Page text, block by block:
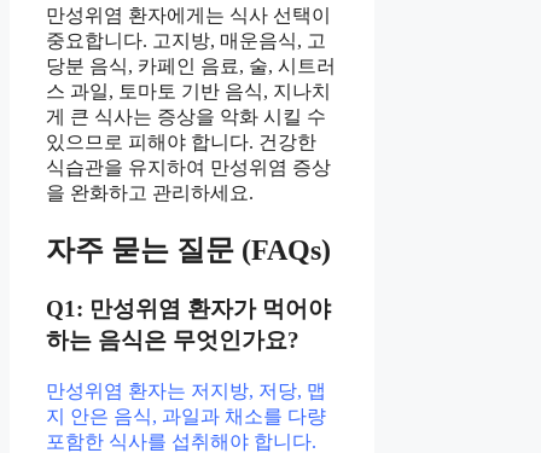
만성위염 환자에게는 식사 선택이
중요합니다. 고지방, 매운음식, 고
당분 음식, 카페인 음료, 술, 시트러
스 과일, 토마토 기반 음식, 지나치
게 큰 식사는 증상을 악화 시킬 수
있으므로 피해야 합니다. 건강한
식습관을 유지하여 만성위염 증상
을 완화하고 관리하세요.
자주 묻는 질문 (FAQs)
Q1: 만성위염 환자가 먹어야
하는 음식은 무엇인가요?
만성위염 환자는 저지방, 저당, 맵
지 안은 음식, 과일과 채소를 다량
포함한 식사를 섭취해야 합니다.